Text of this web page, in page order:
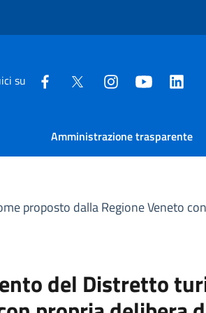
su
Amministrazione trasparente
proposto dalla Regione Veneto
del Distretto